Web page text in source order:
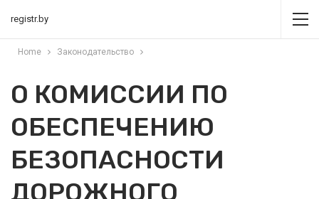
registr.by
Home Законодательство
О КОМИССИИ ПО
ОБЕСПЕЧЕНИЮ
БЕЗОПАСНОСТИ
ДОРОЖНОГО